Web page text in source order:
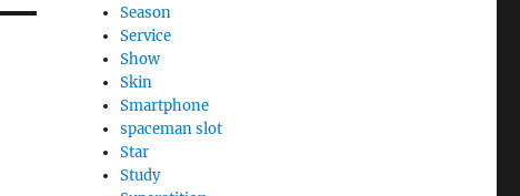
Season
Service
Show
Skin
Smartphone
spaceman slot
Star
Study